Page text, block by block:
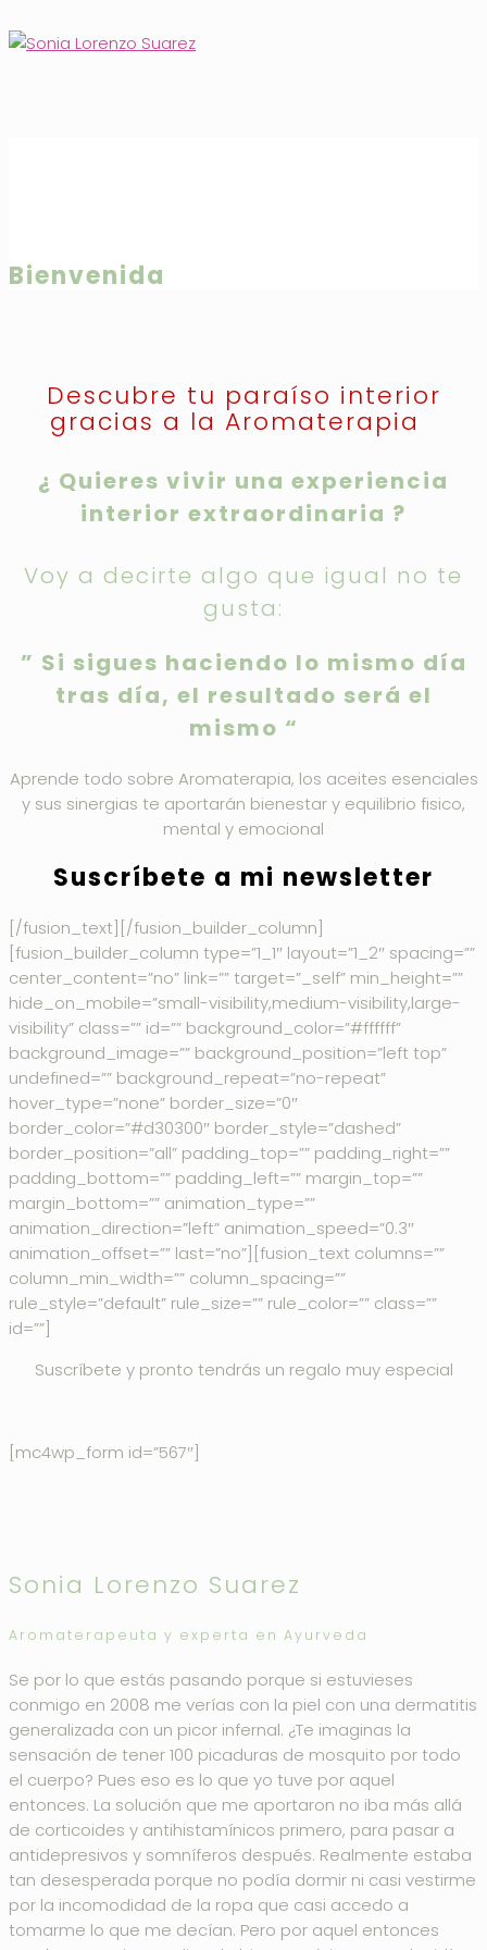
al
Bienvenida
Descubre tu paraíso interior
gracias a la Aromaterapia
¿ Quieres vivir una experiencia
interior extraordinaria ?
Voy a decirte algo que igual no te
gusta:
” Si sigues haciendo lo mismo día
tras día, el resultado será el
mismo “
Aprende todo sobre Aromaterapia, los aceites esenciales
y sus sinergias te aportarán bienestar y equilibrio fisico,
mental y emocional
Suscríbete a mi newsletter
[/fusion_text][/fusion_builder_column]
[fusion_builder_column type=”1_1″ layout=”1_2″ spacing=””
center_content=”no” link=”” target=”_self” min_height=””
hide_on_mobile=”small-visibility,medium-visibility,large-
visibility” class=”” id=”” background_color=”#ffffff”
background_image=”” background_position=”left top”
undefined=”” background_repeat=”no-repeat”
hover_type=”none” border_size=”0″
border_color=”#d30300″ border_style=”dashed”
border_position=”all” padding_top=”” padding_right=””
padding_bottom=”” padding_left=”” margin_top=””
margin_bottom=”” animation_type=””
animation_direction=”left” animation_speed=”0.3″
animation_offset=”” last=”no”][fusion_text columns=””
column_min_width=”” column_spacing=””
rule_style=”default” rule_size=”” rule_color=”” class=””
id=””]
Suscríbete y pronto tendrás un regalo muy especial
[mc4wp_form id=”567″]
Sonia Lorenzo Suarez
Aromaterapeuta y experta en Ayurveda
Se por lo que estás pasando porque si estuvieses
conmigo en 2008 me verías con la piel con una dermatitis
generalizada con un picor infernal. ¿Te imaginas la
sensación de tener 100 picaduras de mosquito por todo
el cuerpo? Pues eso es lo que yo tuve por aquel
entonces. La solución que me aportaron no iba más allá
de corticoides y antihistamínicos primero, para pasar a
antidepresivos y somníferos después. Realmente estaba
tan desesperada porque no podía dormir ni casi vestirme
por la incomodidad de la ropa que casi accedo a
tomarme lo que me decían. Pero por aquel entonces